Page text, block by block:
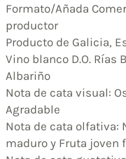
Formato/Añada
productor
Producto de Galicia,
Vino blanco D.O. Rías
Albariño
Nota de cata visual:
Agradable
Nota de cata olfativa:
maduro y Fruta joven